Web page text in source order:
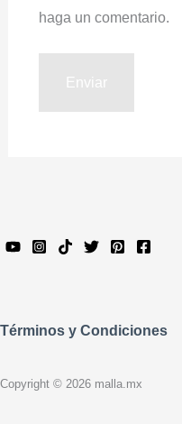
haga un comentario.
Términos y Condiciones
Copyright © 2026 malla.mx